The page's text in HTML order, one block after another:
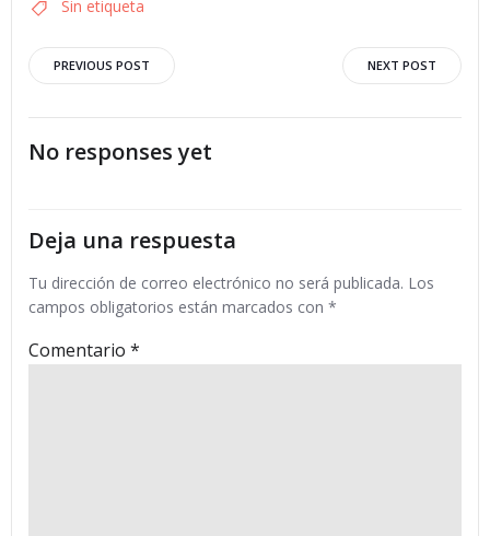
Sin etiqueta
Navegación
por
las
entradas
PREVIOUS POST
Navegación
por
NEXT POST
No responses yet
Deja una respuesta
Tu dirección de correo electrónico no será publicada. Los
campos obligatorios están marcados con *
Comentario *